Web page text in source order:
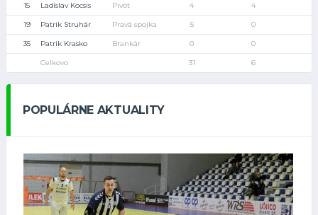
15 Ladislav Kocsis Pivot 4 4
19 Patrik Struhár Pravá spojka 5 0
35 Patrik Krasko Brankár 0 0
Celkovo 31 6
POPULÁRNE AKTUALITY